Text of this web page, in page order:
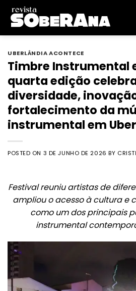
Skip
content
UBERLÂNDIA ACONTECE
Timbre Instrumental
quarta edição
diversidade,
fortalecimento da
instrumental em
POSTED ON 3 DE JUNHO DE 2026 BY
Festival reuniu artistas de
ampliou o acesso à cultura e
como um dos principais
instrumental